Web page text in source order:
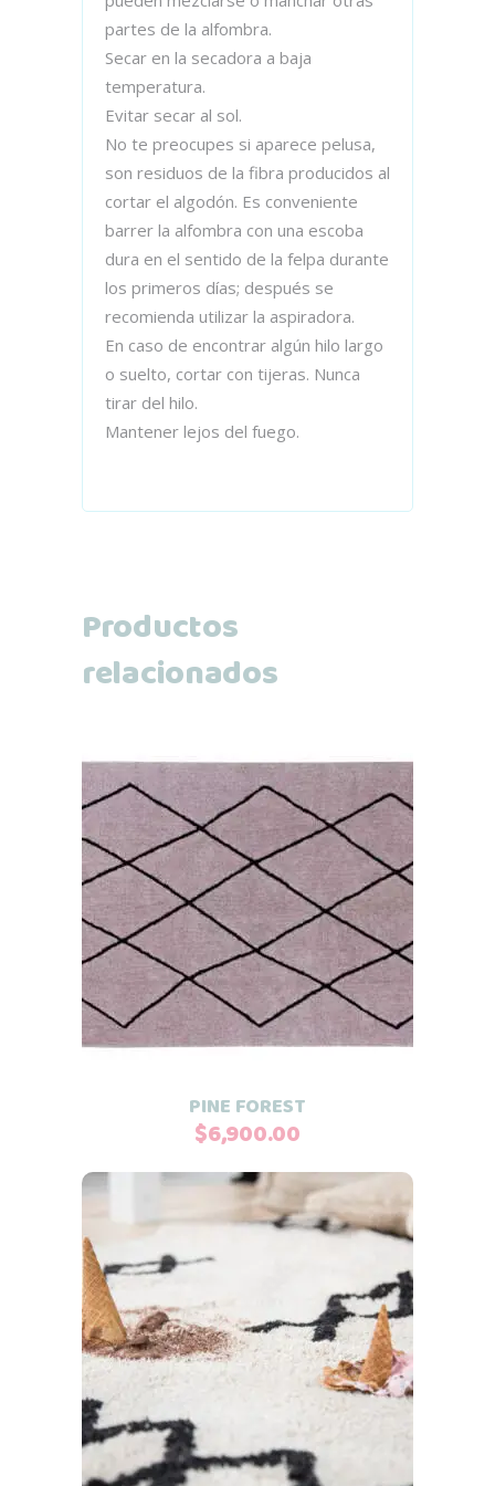
partes de la alfombra.
Secar en la secadora a baja
temperatura.
Evitar secar al sol.
No te preocupes si aparece pelusa,
son residuos de la fibra producidos al
cortar el algodón. Es conveniente
barrer la alfombra con una escoba
dura en el sentido de la felpa durante
los primeros días; después se
recomienda utilizar la aspiradora.
En caso de encontrar algún hilo largo
o suelto, cortar con tijeras. Nunca
tirar del hilo.
Mantener lejos del fuego.
Productos
relacionados
Añadir al carrito
PINE FOREST
$6,900.00
Seleccionar opciones
Este
producto
tiene